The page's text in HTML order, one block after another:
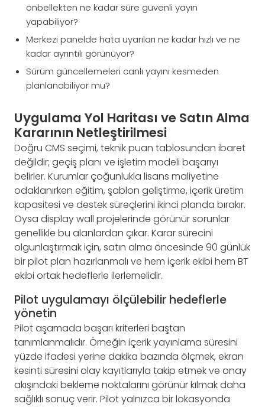
önbellekten ne kadar süre güvenli yayın
yapabiliyor?
Merkezi panelde hata uyarıları ne kadar hızlı ve ne
kadar ayrıntılı görünüyor?
Sürüm güncellemeleri canlı yayını kesmeden
planlanabiliyor mu?
Uygulama Yol Haritası ve Satın Alma
Kararının Netleştirilmesi
Doğru CMS seçimi, teknik puan tablosundan ibaret
değildir; geçiş planı ve işletim modeli başarıyı
belirler. Kurumlar çoğunlukla lisans maliyetine
odaklanırken eğitim, şablon geliştirme, içerik üretim
kapasitesi ve destek süreçlerini ikinci planda bırakır.
Oysa display wall projelerinde görünür sorunlar
genellikle bu alanlardan çıkar. Karar sürecini
olgunlaştırmak için, satın alma öncesinde 90 günlük
bir pilot plan hazırlanmalı ve hem içerik ekibi hem BT
ekibi ortak hedeflerle ilerlemelidir.
Pilot uygulamayı ölçülebilir hedeflerle
yönetin
Pilot aşamada başarı kriterleri baştan
tanımlanmalıdır. Örneğin içerik yayınlama süresini
yüzde ifadesi yerine dakika bazında ölçmek, ekran
kesinti süresini olay kayıtlarıyla takip etmek ve onay
akışındaki bekleme noktalarını görünür kılmak daha
sağlıklı sonuç verir. Pilot yalnızca bir lokasyonda